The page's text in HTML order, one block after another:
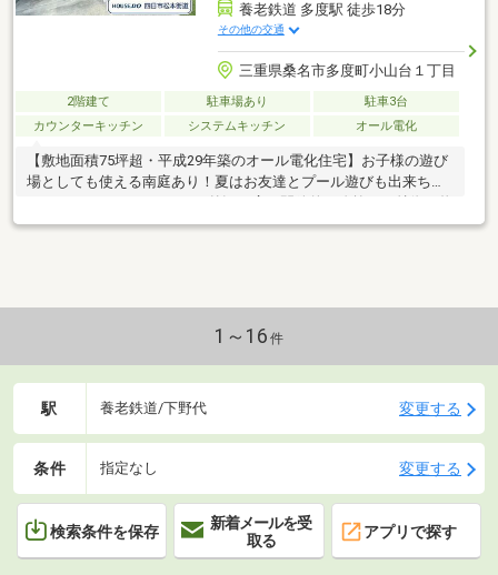
養老鉄道 多度駅 徒歩18分
その他の交通
三重県桑名市多度町小山台１丁目
2階建て 駐車場あり
駐車3台
カウンターキッチン
システムキッチン オール電化
【敷地面積75坪超・平成29年築のオール電化住宅】お子様の遊び
場としても使える南庭あり！夏はお友達とプール遊びも出来ちゃ
件です。
1～16 件
駅 養老鉄道/下野代 変更する
条件 指定なし 変更する
検索条件を保存
新着メールを受
取る
アプリで探す